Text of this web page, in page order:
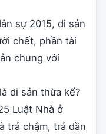
sự 2015, di sản
chết, phần tài
chung với
di sản thừa kế?
Luật Nhà ở
trả chậm, trả dần